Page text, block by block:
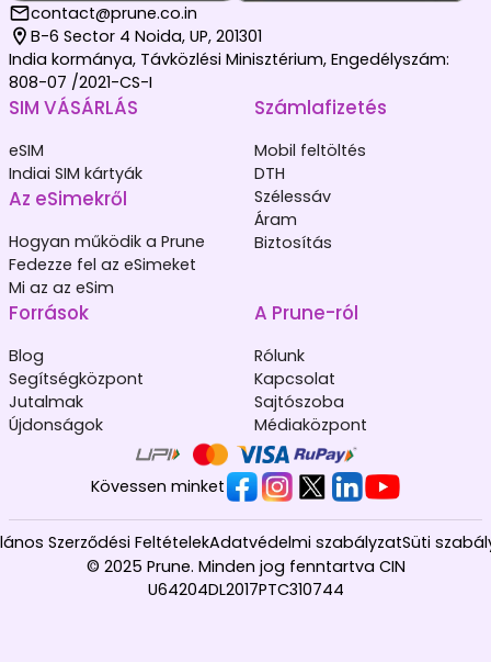
contact@prune.co.in
B-6 Sector 4 Noida, UP, 201301
India kormánya, Távközlési Minisztérium, Engedélyszám:
808-07 /2021-CS-I
SIM VÁSÁRLÁS
eSIM
Indiai SIM kártyák
Az eSimekről
Hogyan működik a Prune
Fedezze fel az eSimeket
Mi az az eSim
Számlafizetés
Mobil feltöltés
DTH
Szélessáv
Áram
Biztosítás
Források
Blog
Segítségközpont
Jutalmak
Újdonságok
A Prune-ról
Rólunk
Kapcsolat
Sajtószoba
Médiaközpont
Kövessen minket
© 2025 Prune. Minden jog fenntartva CIN
U64204DL2017PTC310744
Szerződési FeltételekAdatvédelmi szabályzatSüti